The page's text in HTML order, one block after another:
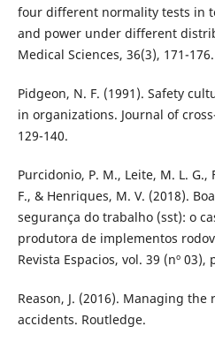
four different normality tests in
and power under different
Medical Sciences, 36(3), 171-176.
Pidgeon, N. F. (1991). Safety
in organizations. Journal of
129-140.
Purcidonio, P. M., Leite, M. L. G.,
F., & Henriques, M. V. (2018).
segurança do trabalho (sst): o
produtora de implementos
Revista Espacios, vol. 39 (nº 03),
Reason, J. (2016). Managing
accidents. Routledge.